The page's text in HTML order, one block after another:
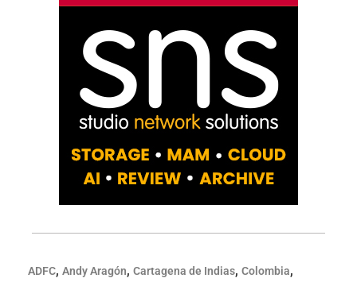
ADFC, Andy Aragón, Cartagena de Indias, Colombia,